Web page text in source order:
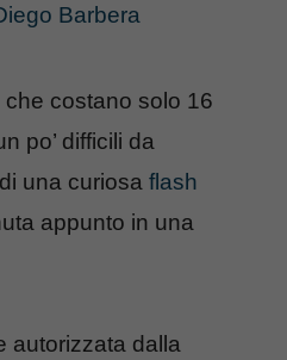
Barbera
che costano solo 16
po’ difficili da
una curiosa flash
appunto in una
autorizzata dalla